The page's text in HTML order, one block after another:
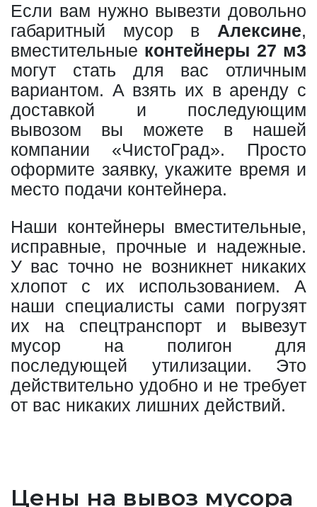
Если вам нужно вывезти довольно
габаритный мусор в Алексине,
вместительные контейнеры 27 м3
могут стать для вас отличным
вариантом. А взять их в аренду с
доставкой и последующим
вывозом вы можете в нашей
компании «ЧистоГрад». Просто
оформите заявку, укажите время и
место подачи контейнера.
Наши контейнеры вместительные,
исправные, прочные и надежные.
У вас точно не возникнет никаких
хлопот с их использованием. А
наши специалисты сами погрузят
их на спецтранспорт и вывезут
мусор на полигон для
последующей утилизации. Это
действительно удобно и не требует
от вас никаких лишних действий.
Цены на вывоз мусора